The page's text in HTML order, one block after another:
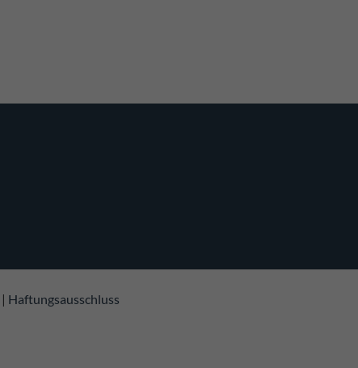
| Haftungsausschluss